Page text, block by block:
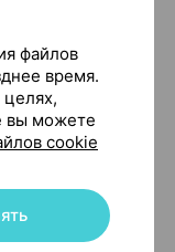
или
если Вы
файлов
время.
вы можете
cookie